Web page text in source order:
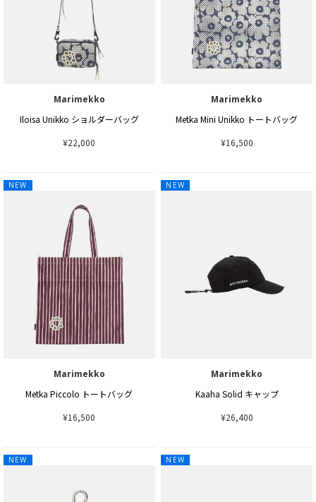
Marimekko
Iloisa Unikko ショルダーバッグ
¥22,000
Marimekko
Metka Mini Unikko トートバッグ
¥16,500
NEW
Marimekko
Metka Piccolo トートバッグ
¥16,500
NEW
Marimekko
Kaaha Solid キャップ
¥26,400
NEW NEW